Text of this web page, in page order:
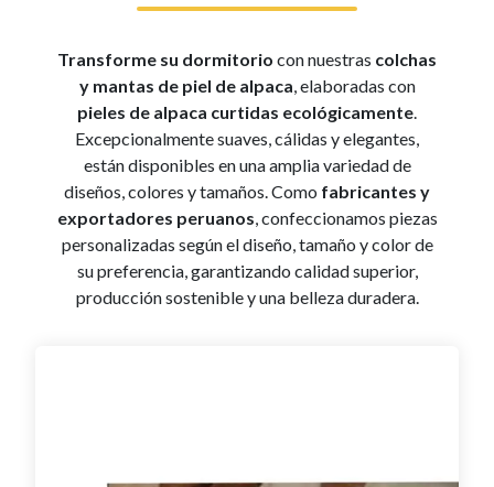
Transforme su dormitorio con nuestras colchas
y mantas de piel de alpaca, elaboradas con
pieles de alpaca curtidas ecológicamente.
Excepcionalmente suaves, cálidas y elegantes,
están disponibles en una amplia variedad de
diseños, colores y tamaños. Como fabricantes y
exportadores peruanos, confeccionamos piezas
personalizadas según el diseño, tamaño y color de
su preferencia, garantizando calidad superior,
producción sostenible y una belleza duradera.